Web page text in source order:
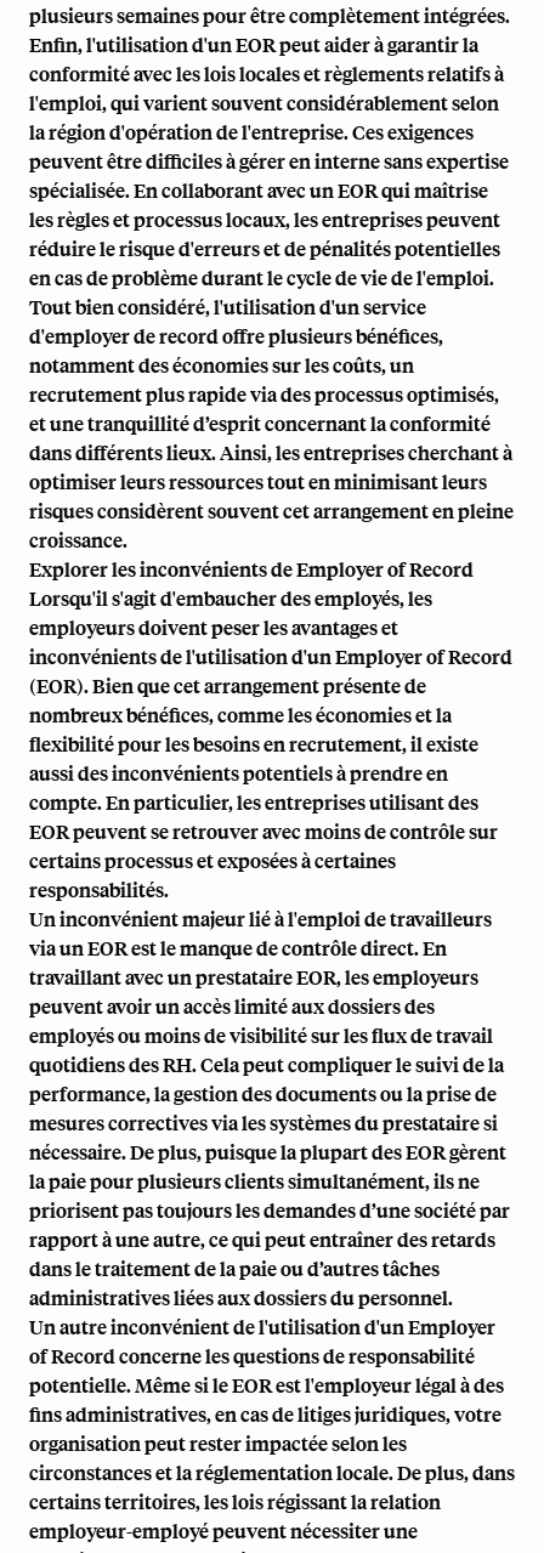
plusieurs semaines pour être complètement intégrées.
Enfin, l'utilisation d'un EOR peut aider à garantirla
conformité avec les lois localeset règlements relatifs à
l'emploi, qui varient souvent considérablement selon
la région d'opération de l'entreprise. Ces exigences
peuvent être difficiles à gérer en interne sans expertise
spécialisée. En collaborant avec un EOR qui maîtrise
les règles et processus locaux, les entreprises peuvent
réduire le risque d'erreurs et de pénalités potentielles
en cas de problème durant le cycle de vie de l'emploi.
Tout bien considéré, l'utilisation d'un service
d'employer de record offre plusieurs bénéfices,
notamment des économies sur les coûts, un
recrutement plus rapide via des processus optimisés,
et une tranquillité d’esprit concernant la conformité
dans différents lieux. Ainsi, les entreprises cherchant à
optimiser leurs ressources tout en minimisant leurs
risques considèrent souvent cet arrangement en pleine
croissance.
Explorer les inconvénients de Employer of Record
Lorsqu'il s'agit d'embaucher des employés, les
employeurs doivent peser les avantages et
inconvénients de l'utilisation d'un Employer of Record
(EOR). Bien que cet arrangement présente de
nombreux bénéfices, comme les économies et la
flexibilité pour les besoins en recrutement, il existe
aussi des inconvénients potentiels à prendre en
compte. En particulier, les entreprises utilisant des
EOR peuvent se retrouver avec moins de contrôle sur
certains processus et exposées à certaines
responsabilités.
Un inconvénient majeur lié à l'emploi de travailleurs
via un EOR est le manque de contrôle direct. En
travaillant avec un prestataire EOR, les employeurs
peuvent avoir un accès limité aux dossiers des
employés ou moins de visibilité sur les flux de travail
quotidiens des RH. Cela peut compliquer le suivi de la
performance, la gestion des documents ou la prise de
mesures correctives via les systèmes du prestataire si
nécessaire. De plus, puisque la plupart des EOR gèrent
la paie pour plusieurs clients simultanément, ils ne
priorisent pas toujours les demandes d’une société par
rapport à une autre, ce qui peut entraîner des retards
dans le traitement de la paie ou d’autres tâches
administratives liées aux dossiers du personnel.
Un autre inconvénient de l'utilisation d'un Employer
of Record concerne les questions de responsabilité
potentielle. Même si le EOR est l'employeur légal à des
fins administratives, en cas de litiges juridiques, votre
organisation peut rester impactée selon les
circonstances et la réglementation locale. De plus, dans
certains territoires, les lois régissant la relation
employeur-employé peuvent nécessiter une